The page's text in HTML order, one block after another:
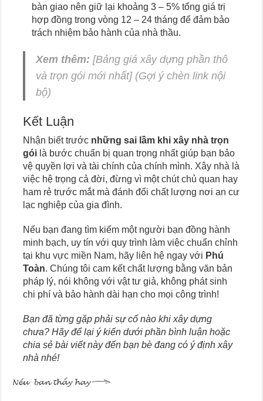
bàn giao nên giữ lại khoảng 3 – 5% tổng giá trị
hợp đồng trong vòng 12 – 24 tháng để đảm bảo
trách nhiệm bảo hành của nhà thầu.
Xem thêm: [Bảng giá xây dựng phần thô
và trọn gói mới nhất] (Gợi ý chèn link nội
bộ)
Kết Luận
Nhận biết trước những sai lầm khi xây nhà trọn
gói là bước chuẩn bị quan trọng nhất giúp bạn bảo
vệ quyền lợi và tài chính của chính mình. Xây nhà là
việc hệ trọng cả đời, đừng vì một chút chủ quan hay
ham rẻ trước mắt mà đánh đổi chất lượng nơi an cư
lạc nghiệp của gia đình.
Nếu bạn đang tìm kiếm một người bạn đồng hành
minh bạch, uy tín với quy trình làm việc chuẩn chỉnh
tại khu vực miền Nam, hãy liên hệ ngay với Phú
Toàn. Chúng tôi cam kết chất lượng bằng văn bản
pháp lý, nói không với vật tư giả, không phát sinh
chi phí và bảo hành dài hạn cho mọi công trình!
Bạn đã từng gặp phải sự cố nào khi xây dựng
chưa? Hãy để lại ý kiến dưới phần bình luận hoặc
chia sẻ bài viết này đến bạn bè đang có ý định xây
nhà nhé!